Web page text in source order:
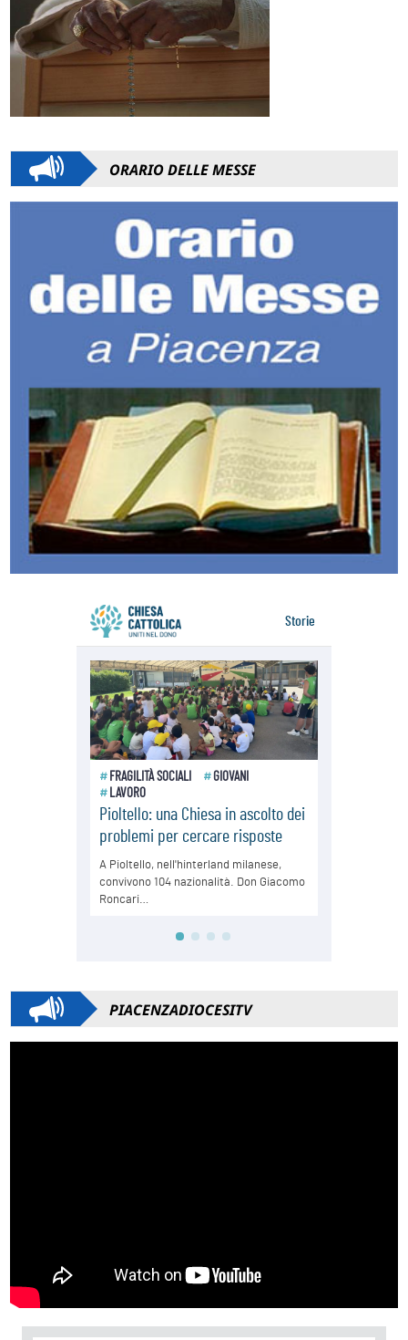
ORARIO DELLE MESSE
PIACENZADIOCESITV